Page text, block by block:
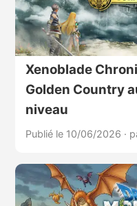
Xenoblade
Golden Country
niveau
Publié le 10/06/2026 ·